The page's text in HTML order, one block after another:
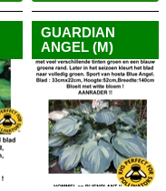
GUARDIAN
ANGEL (M)